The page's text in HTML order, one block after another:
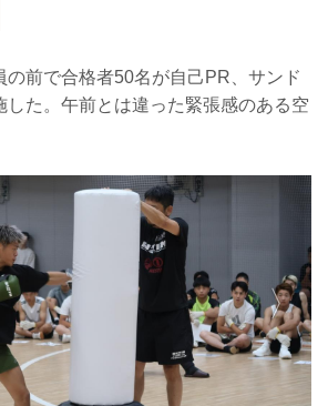
の前で合格者50名が自己PR、サンド
した。午前とは違った緊張感のある空